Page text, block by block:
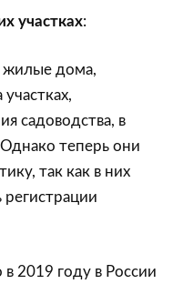
участках:
жилые дома,
садоводства, в
теперь они
так как в них
2019 году в России